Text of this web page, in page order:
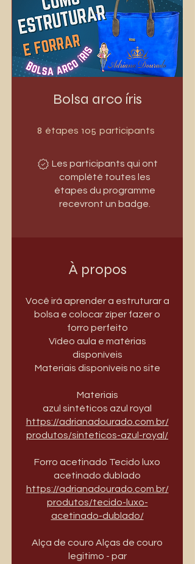
Bolsa arco íris
8 étapes 8 étapes
105 participants
Les participants qui ont
complété toutes les
étapes du programme
recevront un badge.
À propos
Você irá aprender a estruturar a
bolsa e colocar zíper fazer o
forro perfeito
Vídeo aula e matérias
disponíveis
Materiais disponíveis no site
Materiais
azul sintéticos azul royal
https://adrianadourado.com.br/
produtos/sinteticos-azul-royal/
Forro acetinado Tecido luxo
acetinado dublado
https://adrianadourado.com.br/
produtos/tecido-luxo-
acetinado-dublado/
Alça de couro Alças de couro
legitimo - par